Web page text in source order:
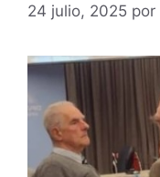
24 julio, 2025 por